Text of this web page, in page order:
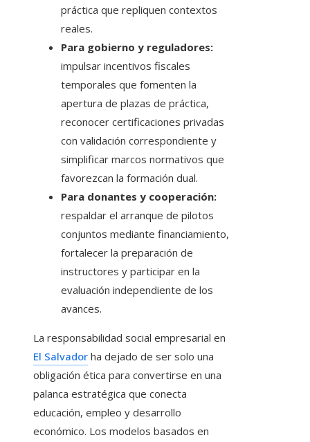
práctica que repliquen contextos
reales.
Para gobierno y reguladores:
impulsar incentivos fiscales
temporales que fomenten la
apertura de plazas de práctica,
reconocer certificaciones privadas
con validación correspondiente y
simplificar marcos normativos que
favorezcan la formación dual.
Para donantes y cooperación:
respaldar el arranque de pilotos
conjuntos mediante financiamiento,
fortalecer la preparación de
instructores y participar en la
evaluación independiente de los
avances.
La responsabilidad social empresarial en
El Salvador ha dejado de ser solo una
obligación ética para convertirse en una
palanca estratégica que conecta
educación, empleo y desarrollo
económico. Los modelos basados en